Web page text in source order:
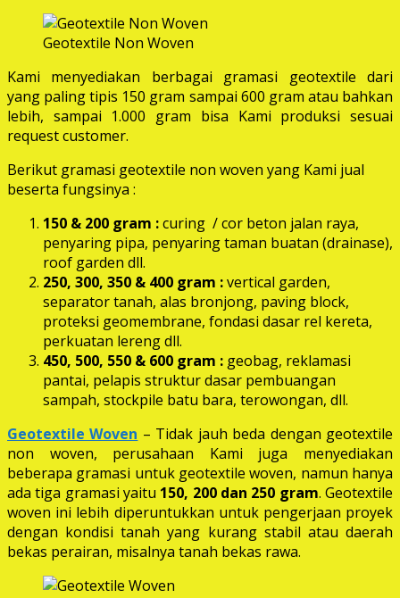
Geotextile Non Woven
Kami menyediakan berbagai gramasi geotextile dari
yang paling tipis 150 gram sampai 600 gram atau bahkan
lebih, sampai 1.000 gram bisa Kami produksi sesuai
request customer.
Berikut gramasi geotextile non woven yang Kami jual
beserta fungsinya :
150 & 200 gram :curing / cor beton jalan raya,
penyaring pipa, penyaring taman buatan (drainase),
roof garden dll.
250, 300, 350 & 400 gram :vertical garden,
separator tanah, alas bronjong, paving block,
proteksi geomembrane, fondasi dasar rel kereta,
perkuatan lereng dll.
450, 500, 550 & 600 gram : geobag, reklamasi
pantai, pelapis struktur dasar pembuangan
sampah, stockpile batu bara, terowongan, dll.
Geotextile Woven – Tidak jauh beda dengan geotextile
non woven, perusahaan Kami juga menyediakan
beberapa gramasi untuk geotextile woven, namun hanya
ada tiga gramasi yaitu 150, 200 dan 250 gram. Geotextile
woven ini lebih diperuntukkan untuk pengerjaan proyek
dengan kondisi tanah yang kurang stabil atau daerah
bekas perairan, misalnya tanah bekas rawa.